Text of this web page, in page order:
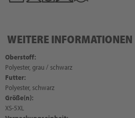
WEITERE INFORMATIONEN
Oberstoff:
Polyester, grau / schwarz
Futter:
Polyester, schwarz
Größe(n):
XS-5XL